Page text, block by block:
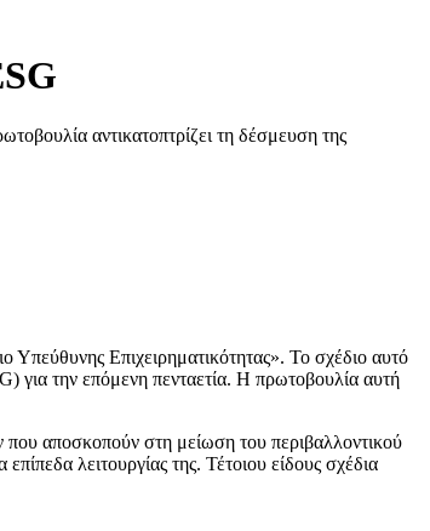
αντικατοπτρίζει τη δέσμευση της
Επιχειρηματικότητας». Το σχέδιο αυτό
για την επόμενη πενταετία. Η πρωτοβουλία αυτή
αποσκοπούν στη μείωση του περιβαλλοντικού
λειτουργίας της. Τέτοιου είδους σχέδια